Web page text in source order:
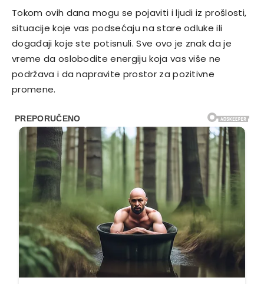
Tokom ovih dana mogu se pojaviti i ljudi iz prošlosti,
situacije koje vas podsećaju na stare odluke ili
događaji koje ste potisnuli. Sve ovo je znak da je
vreme da oslobodite energiju koja vas više ne
podržava i da napravite prostor za pozitivne
promene.